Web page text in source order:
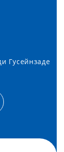
Гусейнзаде